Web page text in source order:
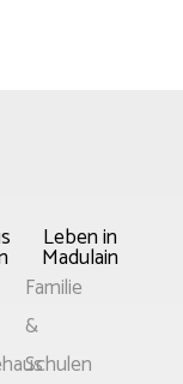
Leben in
Madulain
Main
Menu
Familie
&
Schulen